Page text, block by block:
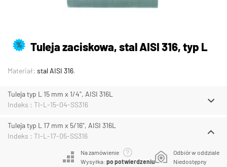
% Tuleja zaciskowa, stal AISI 316, typ L
Materiał: stal AISI 316.
Tuleja typ L 15 mm x 1/4", AISI 316L
Indeks : TI-L-15-04-SS316
Tuleja typ L 17 mm x 5/16", AISI 316L
Indeks : TI-L-17-05-SS316
Na zamówienie
Wysyłka: po potwierdzeniu
Odbiór w oddziale
Niedostępny